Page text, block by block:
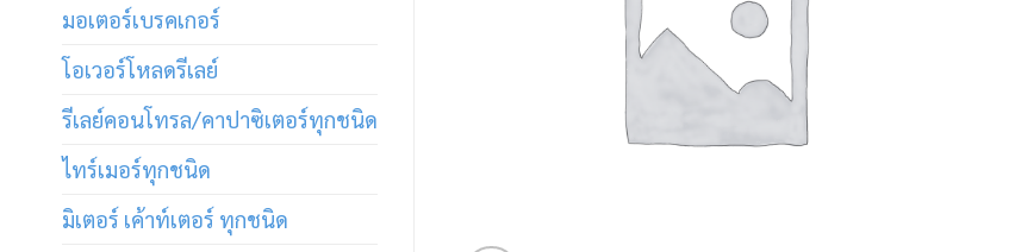
มอเตอร์เบรคเกอร์
โอเวอร์โหลดรีเลย์
รีเลย์คอนโทรล/คาปาซิเตอร์ทุกชนิด
ไทร์เมอร์ทุกชนิด
มิเตอร์ เค้าท์เตอร์ ทุกชนิด